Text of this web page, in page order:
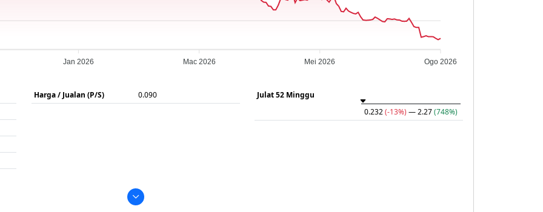
Jan 2026 Mac 2026 Mei 2026 Ogo 2026
Harga / Jualan (P/S) 0.090
Julat 52 Minggu
0.232(-13%) — 2.27(748%)